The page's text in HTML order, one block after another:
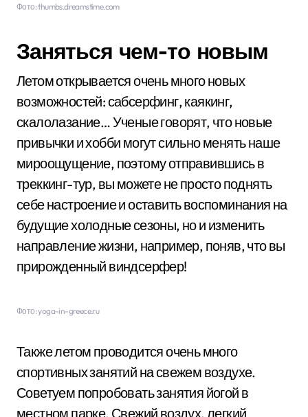
Фото: thumbs.dreamstime.com
Заняться чем-то новым
Летом открывается очень много новых
возможностей: сабсерфинг, каякинг,
скалолазание… Ученые говорят, что новые
привычки и хобби могут сильно менять наше
мироощущение, поэтому отправившись в
треккинг-тур, вы можете не просто поднять
себе настроение и оставить воспоминания на
будущие холодные сезоны, но и изменить
направление жизни, например, поняв, что вы
прирожденный виндсерфер!
Фото: yoga-in-greece.ru
Также летом проводится очень много
спортивных занятий на свежем воздухе.
Советуем попробовать занятия йогой в
местном парке. Свежий воздух, легкий